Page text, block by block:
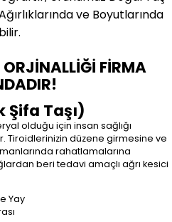
ve Boyutlarında
.
FİRMA
Şifa Taşı)
olduğu için insan sağlığı
Tiroidlerinizin düzene girmesine ve
rahatlamalarına
beri tedavi amaçlı ağrı kesici
Yay